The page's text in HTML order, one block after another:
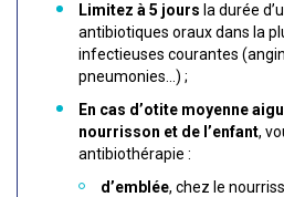
Limitez à 5 jours la durée
antibiotiques oraux dans la
infectieuses courantes
pneumonies…) ;
En cas d’otite moyenne
nourrisson et de l’enfant,
antibiothérapie :
d’emblée, chez le